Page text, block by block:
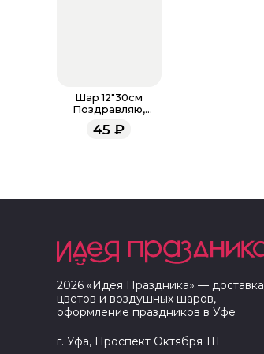
Шар 12"30см
Поздравляю,
Выпускной!,пастель
45 ₽
2026 «Идея Праздника» — доставка
цветов и воздушных шаров,
оформление праздников в Уфе
г. Уфа, Проспект Октября 111